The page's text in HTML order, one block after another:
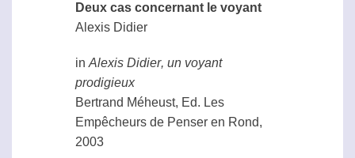
Deux cas concernant le voyant
Alexis Didier
in Alexis Didier, un voyant
prodigieux
Bertrand Méheust, Ed. Les
Empêcheurs de Penser en Rond,
2003